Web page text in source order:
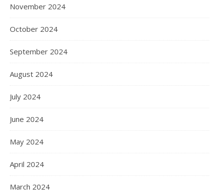
November 2024
October 2024
September 2024
August 2024
July 2024
June 2024
May 2024
April 2024
March 2024